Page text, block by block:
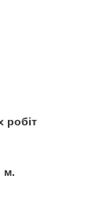
робіт
м.